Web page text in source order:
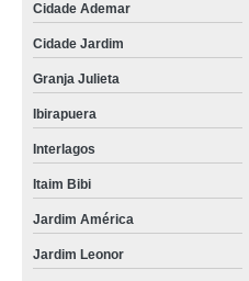
Cidade Ademar
Cidade Jardim
Granja Julieta
Ibirapuera
Interlagos
Itaim Bibi
Jardim América
Jardim Leonor